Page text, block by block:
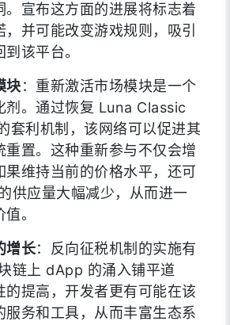
。宣布这方面的进展将标志着
并可能改变游戏规则，吸引
该平台。
块：重新激活市场模块是一个
剂。通过恢复 Luna Classic
套利机制，该网络可以促进其
重置。这种重新参与不仅会增
果维持当前的价格水平，还可
供应量大幅减少，从而进一
。
增长：反向征税机制的实施有
链上 dApp 的涌入铺平道
的提高，开发者更有可能在该
服务和工具，从而丰富生态系